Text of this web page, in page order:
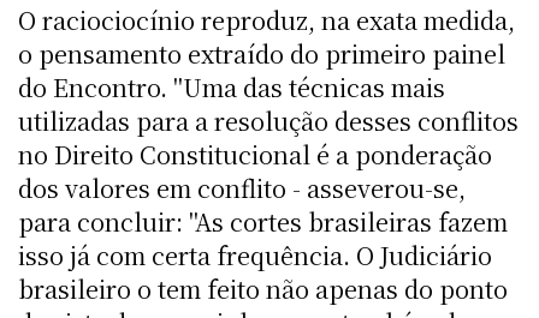
O raciociocínio reproduz, na exata medida,
o pensamento extraído do primeiro painel
do Encontro. "Uma das técnicas mais
utilizadas para a resolução desses conflitos
no Direito Constitucional é a ponderação
dos valores em conflito - asseverou-se,
para concluir: "As cortes brasileiras fazem
isso já com certa frequência. O Judiciário
brasileiro o tem feito não apenas do ponto